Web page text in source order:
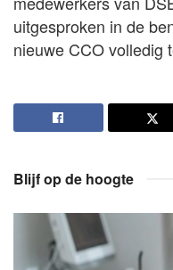
uitgesproken in de
nieuwe CCO volledig
Blijf op de hoogte